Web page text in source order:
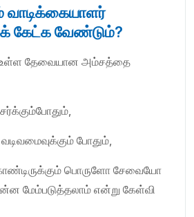
கேட்க வேண்டும்?
உள்ள தேவையான அம்சத்தை
போதும்,
பொருளோ சேவையோ
மேம்படுத்தலாம் என்று கேள்வி